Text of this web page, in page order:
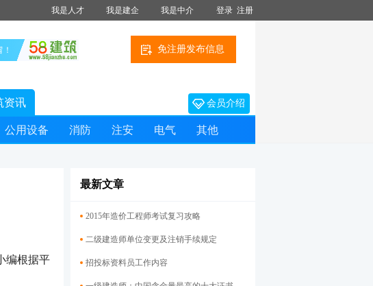
我是人才 我是建企 我是中介 登录 注册
免注册发布信息
资讯 会员介绍
公用设备 消防 注安 电气 其他
编根据平
最新文章
2015年造价工程师考试复习攻略
二级建造师单位变更及注销手续规定
招投标资料员工作内容